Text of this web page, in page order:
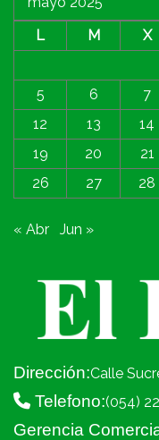
L
M X
5
6 7
12
13 14
19
20 21
26
27 28
« Abr Jun »
Dirección:Calle
Telefono:(054)
Gerencia